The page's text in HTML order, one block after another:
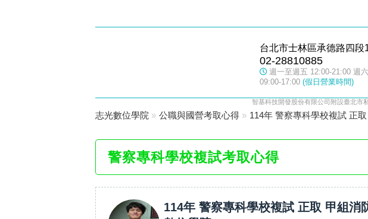
台北市士林區承德路四段
02-28810885
週一至週五 12:00-21:00 週
09:00-17:00 (假日營業時間)
智基科技開發股份有限公司附設臺北市
志光數位學院 » 公職與國營考取心得 » 114年 警察專科學校複試 正
警察專科學校複試考取心得
114年 警察專科學校複試 正取 甲組消